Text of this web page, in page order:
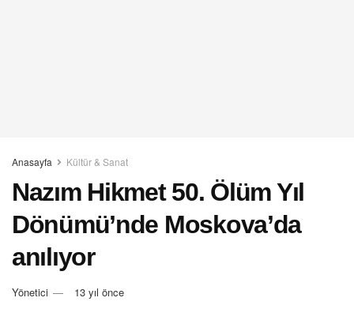
Anasayfa Kültür & Sanat
Nazım Hikmet 50. Ölüm Yıl
Dönümü’nde Moskova’da
anılıyor
Yönetici 13 yıl önce